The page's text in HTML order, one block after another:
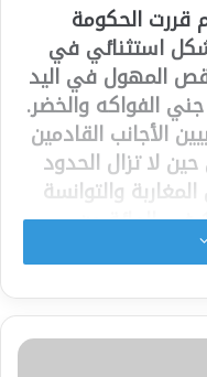
قررت الحكومة
استثنائي في
المهول في اليد
الفواكه والخضر.
الأجانب القادمين
لا تزال الحدود
والتوانسة
الذين يشكلون كل عام حوالي 10 في المائة من
في الحقول
لأن الحاجة
المقبلة بسبب